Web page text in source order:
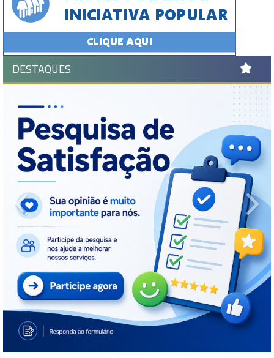
DESTAQUES
Previous